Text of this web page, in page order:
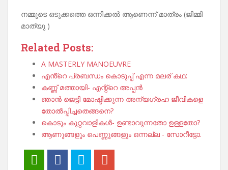
നമ്മുടെ ഒടുക്കത്തെ ഒന്നിക്കൽ ആണെന്ന് മാത്രം (ജിമ്മി
മാത്യു )
Related Posts:
A MASTERLY MANOEUVRE
എൻ്റെ പ്രബന്ധം കൊടുപ്പ് എന്ന മലര് കഥ:
കണ്ണ് മത്തായി- എന്റ്റെ അപ്പൻ
ഞാൻ ജെട്ടി മോഷ്ടിക്കുന്ന അന്യഗ്രഹ ജീവികളെ
തോൽപ്പിച്ചതെങ്ങനെ?
കൊടും കുറ്റവാളികൾ- ഉണ്ടാവുന്നതോ ഉള്ളതോ?
ആണുങ്ങളും പെണ്ണുങ്ങളും ഒന്നല്ല - സോറീട്ടോ.